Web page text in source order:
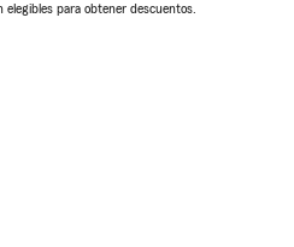
para obtener descuentos.